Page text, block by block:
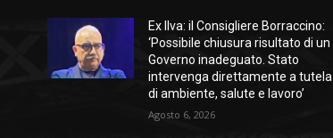
Ex Ilva: il Consigliere Borraccino:
‘Possibile chiusura risultato di un
Governo inadeguato. Stato
intervenga direttamente a tutela
di ambiente, salute e lavoro’
Agosto 6, 2026